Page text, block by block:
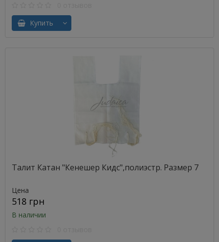
Купить
Талит Катан "Кенешер Кидс",полиэстр. Размер 7
Цена
518 грн
В наличии